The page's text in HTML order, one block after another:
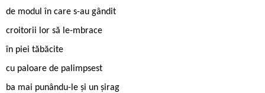
de modul în care s-au gândit
croitorii lor să le-mbrace
în piei tăbăcite
cu paloare de palimpsest
ba mai punându-le și un șirag